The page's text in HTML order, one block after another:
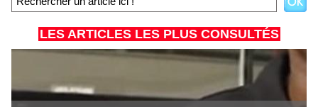
LES ARTICLES LES PLUS CONSULTÉS